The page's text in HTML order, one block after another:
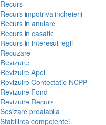
Recurs
Recurs impotriva incheierii
Recurs in anulare
Recurs in casatie
Recurs in interesul legii
Recuzare
Revizuire
Revizuire Apel
Revizuire Contestatie NCPP
Revizuire Fond
Revizuire Recurs
Sesizare prealabila
Stabilirea competentei